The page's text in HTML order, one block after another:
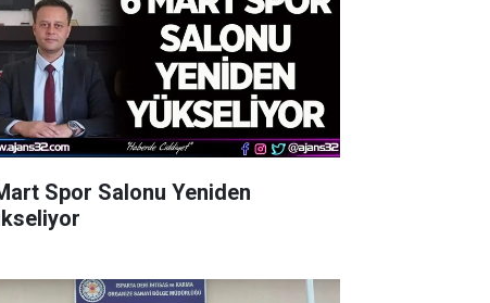
Spor Salonu Yeniden